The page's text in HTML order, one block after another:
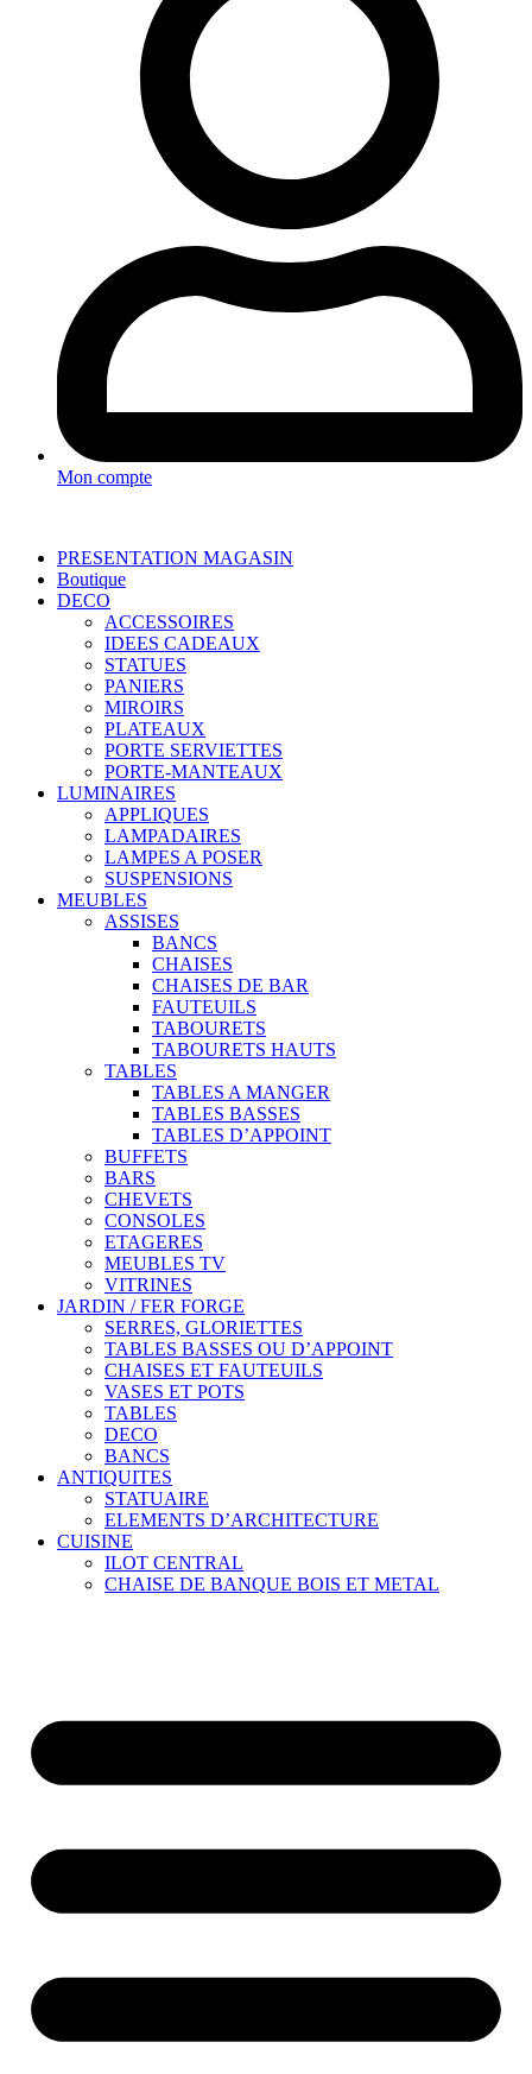
Mon compte
PRESENTATION MAGASIN
Boutique
DECO
ACCESSOIRES
IDEES CADEAUX
STATUES
PANIERS
MIROIRS
PLATEAUX
PORTE SERVIETTES
PORTE-MANTEAUX
LUMINAIRES
APPLIQUES
LAMPADAIRES
LAMPES A POSER
SUSPENSIONS
MEUBLES
ASSISES
BANCS
CHAISES
CHAISES DE BAR
FAUTEUILS
TABOURETS
TABOURETS HAUTS
TABLES
TABLES A MANGER
TABLES BASSES
TABLES D’APPOINT
BUFFETS
BARS
CHEVETS
CONSOLES
ETAGERES
MEUBLES TV
VITRINES
JARDIN / FER FORGE
SERRES, GLORIETTES
TABLES BASSES OU D’APPOINT
CHAISES ET FAUTEUILS
VASES ET POTS
TABLES
DECO
BANCS
ANTIQUITES
STATUAIRE
ELEMENTS D’ARCHITECTURE
CUISINE
ILOT CENTRAL
CHAISE DE BANQUE BOIS ET METAL